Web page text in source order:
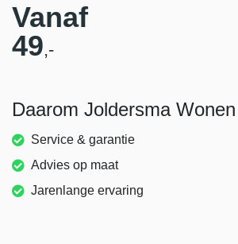
Vanaf
49,-
Daarom Joldersma Wonen
Service & garantie
Advies op maat
Jarenlange ervaring